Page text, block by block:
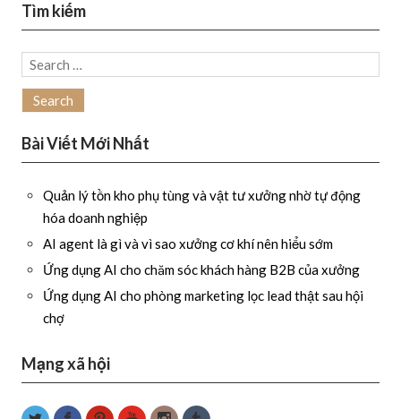
Tìm kiếm
Search
for:
Bài Viết Mới Nhất
Quản lý tồn kho phụ tùng và vật tư xưởng nhờ tự động
hóa doanh nghiệp
AI agent là gì và vì sao xưởng cơ khí nên hiểu sớm
Ứng dụng AI cho chăm sóc khách hàng B2B của xưởng
Ứng dụng AI cho phòng marketing lọc lead thật sau hội
chợ
Mạng xã hội